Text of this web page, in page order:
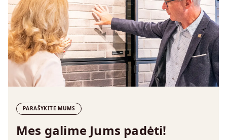
PARAŠYKITE MUMS
Mes galime Jums padėti!